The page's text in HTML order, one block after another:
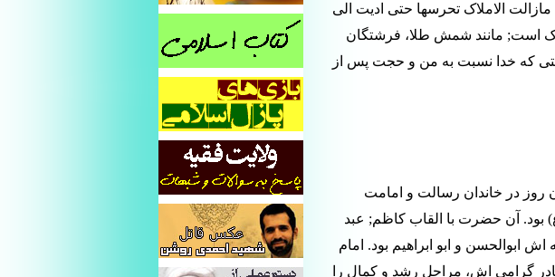
الاملاک تحرسها حتی ادیت الی
است; مانند شمش طلا، فرشتگان
که خدا نسبت به من و حجت پس از
روز در خاندان رسالت و امامت
آن حضرت با القاب کاظم; عبد
ابوالحسن و ابو ابراهیم بود. امام
گرامی اش، مراحل رشد و کمال را